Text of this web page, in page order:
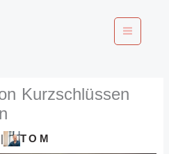
Kurzschlüssen
| TOM